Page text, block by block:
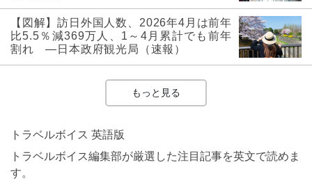
【図解】訪日外国人数、2026年4月は前年
比5.5％減369万人、1～4月累計でも前年
割れ ―日本政府観光局（速報）
もっと見る
トラベルボイス 英語版
トラベルボイス編集部が厳選した注目記事を英文で読めま
す。